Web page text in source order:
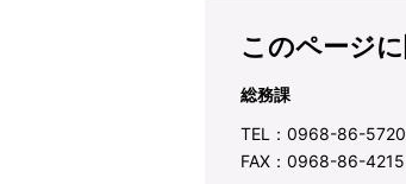
このページ
総務課
TEL：0968-86-5720
FAX：0968-86-4215